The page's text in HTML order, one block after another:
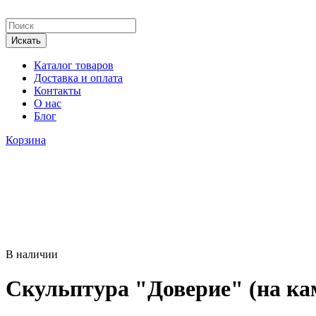
Каталог товаров
Доставка и оплата
Контакты
О нас
Блог
Корзина
В наличии
Cкульптура "Доверие" (на